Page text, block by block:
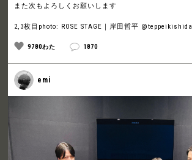
また次もよろしくお願いします
2,3枚目photo: ROSE STAGE｜岸田哲平 @teppeikishida
9780わた 1870
emi